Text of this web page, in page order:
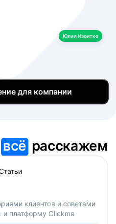
Юлия Изоитко
для компании
всё расскажем
клиентов и советами
платформу Clickme